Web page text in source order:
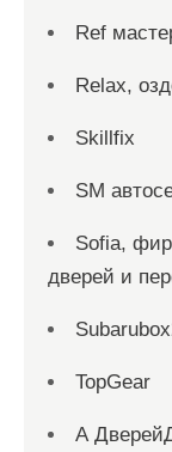
Ref
Relax,
Skillfix
SM
Sofia,
дверей и
TopGear
А